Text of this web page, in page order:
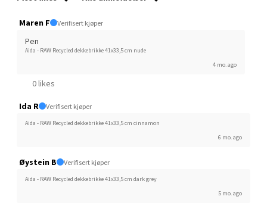
Maren F Verifisert kjøper
Pen
Aida - RAW Recycled dekkebrikke 41x33,5 cm nude
4 mo. ago
0 likes
Ida R Verifisert kjøper
Aida - RAW Recycled dekkebrikke 41x33,5 cm cinnamon
6 mo. ago
Øystein B Verifisert kjøper
Aida - RAW Recycled dekkebrikke 41x33,5 cm dark grey
5 mo. ago
Strangata 26, 8400 Sortland
Åpent i dag 10-19